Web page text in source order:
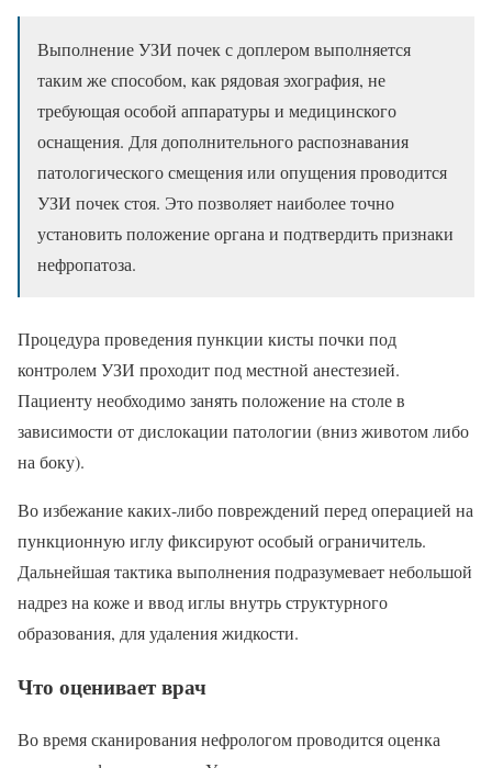
Выполнение УЗИ почек с доплером выполняется
таким же способом, как рядовая эхография, не
требующая особой аппаратуры и медицинского
оснащения. Для дополнительного распознавания
патологического смещения или опущения проводится
УЗИ почек стоя. Это позволяет наиболее точно
установить положение органа и подтвердить признаки
нефропатоза.
Процедура проведения пункции кисты почки под
контролем УЗИ проходит под местной анестезией.
Пациенту необходимо занять положение на столе в
зависимости от дислокации патологии (вниз животом либо
на боку).
Во избежание каких-либо повреждений перед операцией на
пункционную иглу фиксируют особый ограничитель.
Дальнейшая тактика выполнения подразумевает небольшой
надрез на коже и ввод иглы внутрь структурного
образования, для удаления жидкости.
Что оценивает врач
Во время сканирования нефрологом проводится оценка